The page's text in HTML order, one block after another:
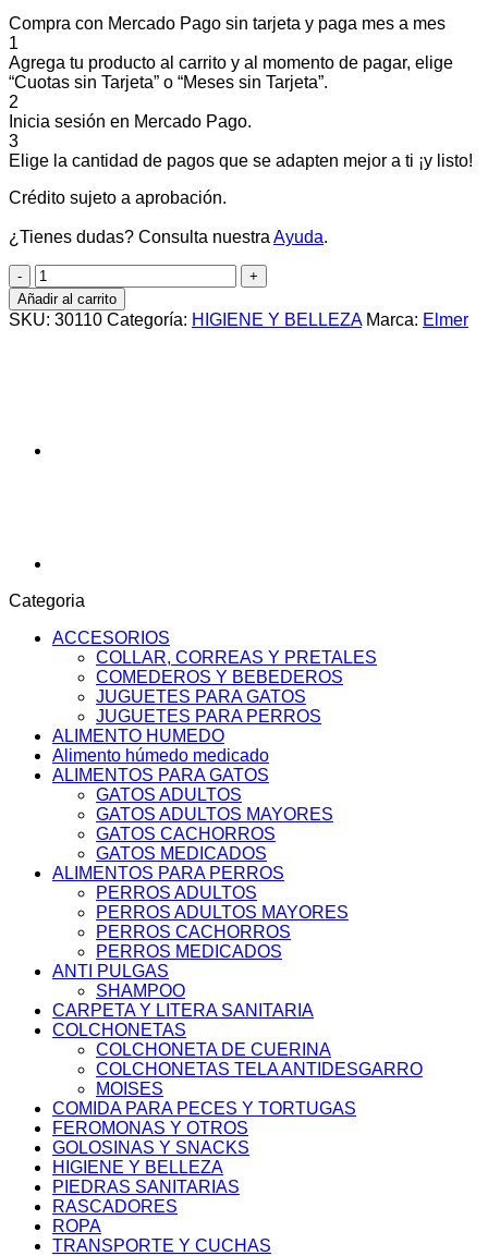
Compra con Mercado Pago sin tarjeta y paga mes a mes
1
Agrega tu producto al carrito y al momento de pagar, elige
“Cuotas sin Tarjeta” o “Meses sin Tarjeta”.
2
Inicia sesión en Mercado Pago.
3
Elige la cantidad de pagos que se adapten mejor a ti ¡y listo!
Crédito sujeto a aprobación.
¿Tienes dudas? Consulta nuestra Ayuda.
Shampoo
poppy
negro
cantidad
Añadir al carrito
SKU: 30110 Categoría: HIGIENE Y BELLEZA Marca: Elmer
Categoria
ACCESORIOS
COLLAR, CORREAS Y PRETALES
COMEDEROS Y BEBEDEROS
JUGUETES PARA GATOS
JUGUETES PARA PERROS
ALIMENTO HUMEDO
Alimento húmedo medicado
ALIMENTOS PARA GATOS
GATOS ADULTOS
GATOS ADULTOS MAYORES
GATOS CACHORROS
GATOS MEDICADOS
ALIMENTOS PARA PERROS
PERROS ADULTOS
PERROS ADULTOS MAYORES
PERROS CACHORROS
PERROS MEDICADOS
ANTI PULGAS
SHAMPOO
CARPETA Y LITERA SANITARIA
COLCHONETAS
COLCHONETA DE CUERINA
COLCHONETAS TELA ANTIDESGARRO
MOISES
COMIDA PARA PECES Y TORTUGAS
FEROMONAS Y OTROS
GOLOSINAS Y SNACKS
HIGIENE Y BELLEZA
PIEDRAS SANITARIAS
RASCADORES
ROPA
TRANSPORTE Y CUCHAS